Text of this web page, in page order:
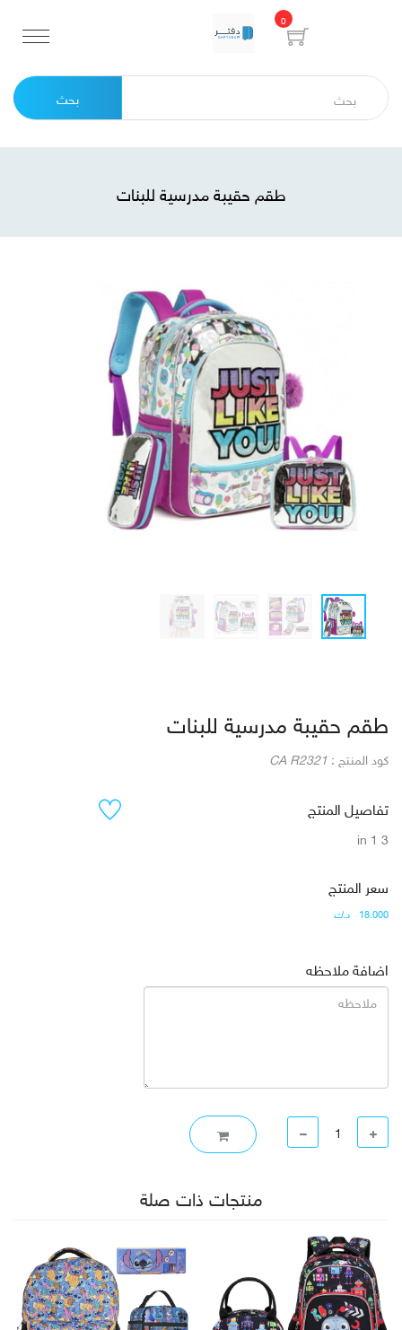
0
بحث
طقم حقيبة مدرسية للبنات
طقم حقيبة مدرسية للبنات
كود المنتج : CA R2321
تفاصيل المنتج
3 in 1
سعر المنتج
18.000 د.ك
اضافة ملاحظه
منتجات ذات صلة